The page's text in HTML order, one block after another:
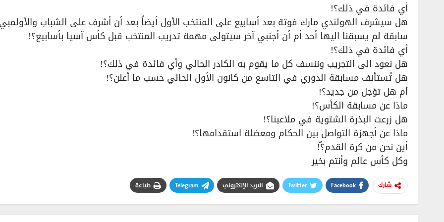
أي فائدة في ذلك؟!
هل سيشرف الهولندي مارك فوتة بعد أسابيع على المنتخب الأول أيضاً بعد أن أشرف على الشباب
سابقة لم يسبقنا اليها أحد أم أن أجنبي آخر سيتولى مهمة تدريب المنتخب قبل كأس آسيا بأسابيع؟!
أي فائدة في ذلك؟!
هل نعود الى التجريب وننسف كل ما يقوم به الكادر الحالي وأي فائدة في ذلك؟!
هل تُستأنف مسابقة الدوري في التاسع من كانون الأول الحالي حسب ما أعلن؟!
أم هل تؤجل من جديد؟!
ماذا عن مسابقة الكأس؟!
هل زرعت البذرة الشتوية في ملاعبنا؟!
ماذا عن أجهزة التواصل بين الحكام ومعضلة استقدامها؟!
أين نحن من كرة القدم؟ّ!
وكل كأس عالم وأنتم بخير
شارك Facebook
Twitter البريد الإلكتروني Telegram طباعة